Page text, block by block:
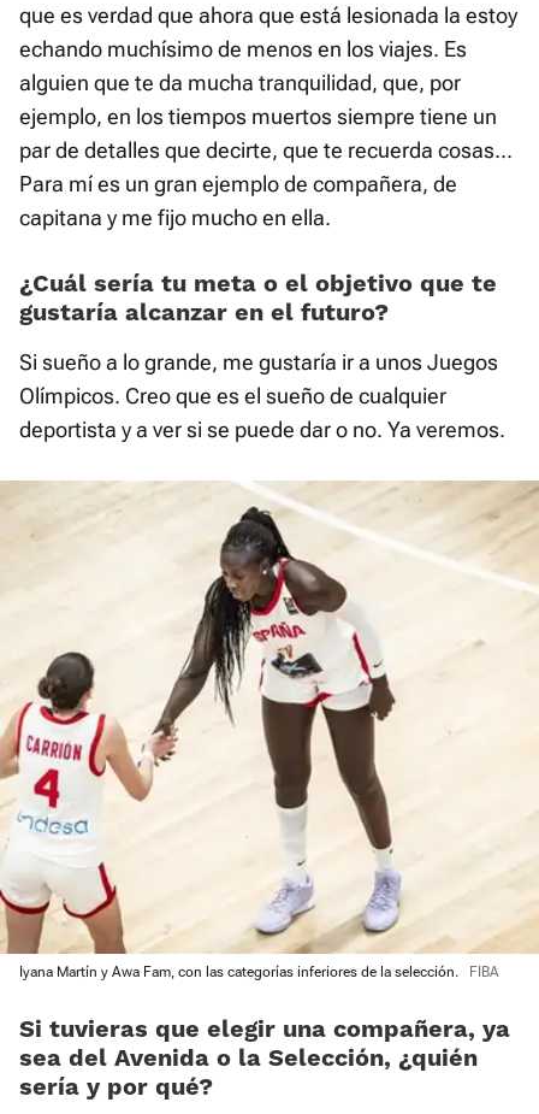
que es verdad que ahora que está lesionada la estoy
echando muchísimo de menos en los viajes. Es
alguien que te da mucha tranquilidad, que, por
ejemplo, en los tiempos muertos siempre tiene un
par de detalles que decirte, que te recuerda cosas...
Para mí es un gran ejemplo de compañera, de
capitana y me fijo mucho en ella.
¿Cuál sería tu meta o el objetivo que te
gustaría alcanzar en el futuro?
Si sueño a lo grande, me gustaría ir a unos Juegos
Olímpicos. Creo que es el sueño de cualquier
deportista y a ver si se puede dar o no. Ya veremos.
Iyana Martín y Awa Fam, con las categorías inferiores de la selección. FIBA
Si tuvieras que elegir una compañera, ya
sea del Avenida o la Selección, ¿quién
sería y por qué?